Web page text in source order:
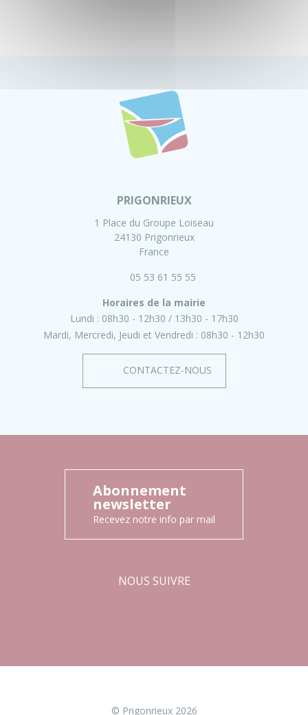
PRIGONRIEUX
1 Place du Groupe Loiseau
24130 Prigonrieux
France
05 53 61 55 55
Horaires de la mairie
Lundi : 08h30 - 12h30
13h30 - 17h30
Mardi, Mercredi, Jeudi et Vendredi : 08h30 - 12h30
CONTACTEZ-NOUS
Abonnement
newsletter
Recevez notre info par mail
NOUS SUIVRE
© Prigonrieux 2026